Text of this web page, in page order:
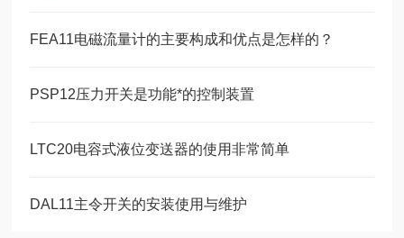
FEA11电磁流量计的主要构成和优点是怎样的？
PSP12压力开关是功能*的控制装置
LTC20电容式液位变送器的使用非常简单
DAL11主令开关的安装使用与维护